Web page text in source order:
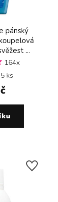
pánský
...
164x
ks